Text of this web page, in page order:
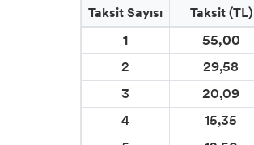
Taksit Sayısı Taksit (TL)
1
55,00
2
29,58
3
20,09
4
15,35